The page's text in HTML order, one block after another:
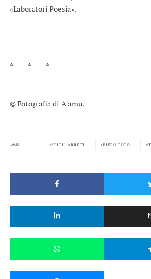
«Laboratori Poesia».
* * *
© Fotografia di Ajamu.
TAGS KEITH JARRETT PIERO TOTO